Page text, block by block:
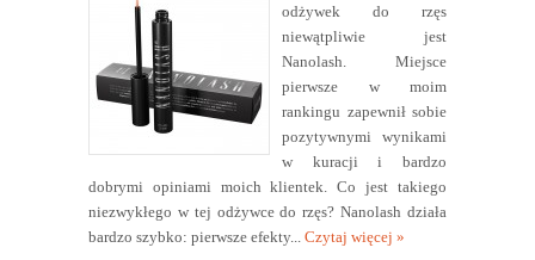
odżywek do rzęs
niewątpliwie jest
Nanolash. Miejsce
pierwsze w moim
rankingu zapewnił sobie
pozytywnymi wynikami
w kuracji i bardzo
dobrymi opiniami moich klientek. Co jest takiego
niezwykłego w tej odżywce do rzęs? Nanolash działa
bardzo szybko: pierwsze efekty...
Czytaj więcej »